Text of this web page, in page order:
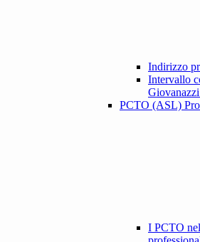
Indirizzo
Intervallo
PCTO (ASL)
I PCTO